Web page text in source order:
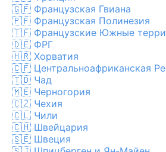
🇬🇫 Французская Гвиана
🇵🇫 Французская Полинезия
🇹🇫 Французские Южные
🇩🇪 ФРГ
🇭🇷 Хорватия
🇨🇫 Центральноафриканская
🇹🇩 Чад
🇲🇪 Черногория
🇨🇿 Чехия
🇨🇱 Чили
🇨🇭 Швейцария
🇸🇪 Швеция